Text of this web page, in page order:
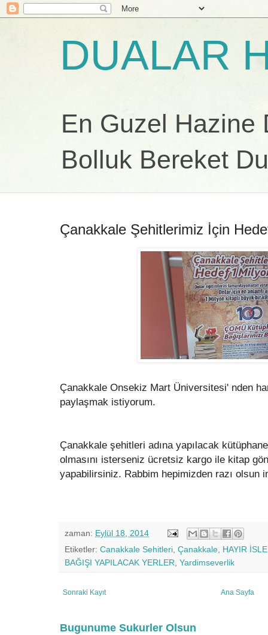
DUALAR
En Guzel Hazine
Bolluk Bereket
Çanakkale Şehitlerimiz İçin
Çanakkale Onsekiz Mart Üniversitesi' nden
paylaşmak istiyorum.
Çanakkale şehitleri adına yapılacak
olmasını isterseniz ücretsiz kargo ile kitap
yapabilirsiniz. Rabbim hepimizden razı olsun
zaman: Eylül 18, 2014
Etiketler: Canakkale Sehitleri Çanakkale HAYIR
BAĞIŞI YAPILACAK YERLER Yardimseverlik
Sonraki Kayıt Ana Sayfa
Bugunume Sukurler Olsun